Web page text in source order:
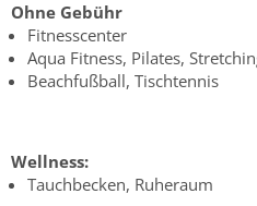
Ohne Gebühr
Fitnesscenter
Aqua Fitness, Pilates,
Beachfußball, Tischtennis
Wellness:
Tauchbecken, Ruheraum